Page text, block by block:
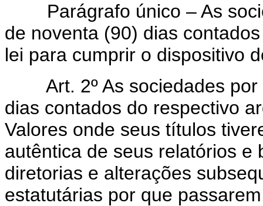
Parágrafo único – As
de noventa (90) dias
lei para cumprir o dispositivo
Art. 2º As sociedades por
dias contados do respectivo
Valores onde seus títulos
autêntica de seus relatórios e
diretorias e alterações
estatutárias por que